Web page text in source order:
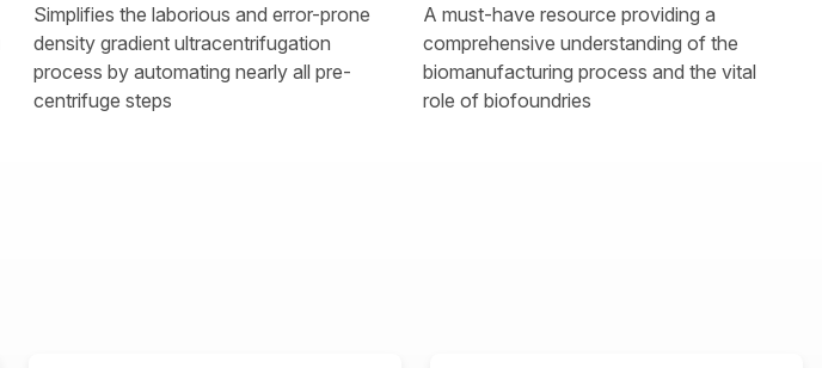
Simplifies the laborious and error-prone
density gradient ultracentrifugation
process by automating nearly all pre-
centrifuge steps
A must-have resource providing a
comprehensive understanding of the
biomanufacturing process and the vital
role of biofoundries